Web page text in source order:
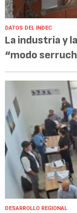
DATOS DEL INDEC
La industria y
“modo
DESARROLLO REGIONAL